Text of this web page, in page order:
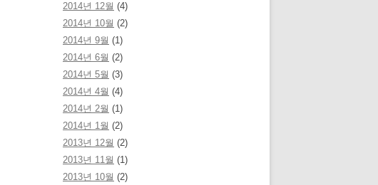
2014년 12월 (4)
2014년 10월 (2)
2014년 9월 (1)
2014년 6월 (2)
2014년 5월 (3)
2014년 4월 (4)
2014년 2월 (1)
2014년 1월 (2)
2013년 12월 (2)
2013년 11월 (1)
2013년 10월 (2)